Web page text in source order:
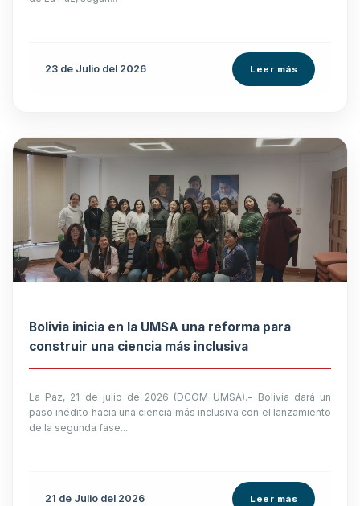
23 de Julio del 2026 Leer más
Bolivia inicia en la UMSA una reforma para
construir una ciencia más inclusiva
La Paz, 21 de julio de 2026 (DCOM-UMSA).- Bolivia dará un
paso inédito hacia una ciencia más inclusiva con el lanzamiento
de la segunda fase...
21 de Julio del 2026 Leer más